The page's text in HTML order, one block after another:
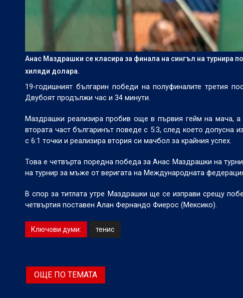
Анас Маздрашки се класира за финала на сингъл на турнира
хиляди долара.
19-годишният българин победи на полуфиналите третия
Двубоят продължи час и 34 минути.
Маздрашки реализира пробив още в първия гейм на мача,
втората част българинът поведе с 5:3, след което допусна
с 6:1 точки и реализира втория си мачбол за крайния успех.
Това е четвърта поредна победа за Анас Маздрашки на
на турнир за мъже от веригата на Международната
В спор за титлата утре Маздрашки ще се изправи срещу
четвъртия поставен Алан Фернандо Фиерос (Мексико).
Ключови думи: тенис
ОЩЕ ПО ТЕМАТА